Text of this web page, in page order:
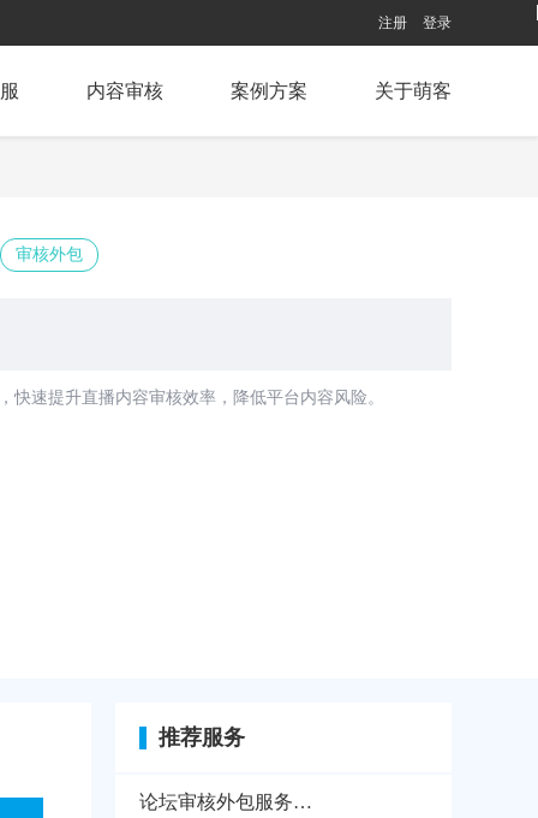
注册 登录
内容审核 案例方案 关于萌客
审核外包
速提升直播内容审核效率，降低平台内容风险。
推荐服务
论坛审核外包服务